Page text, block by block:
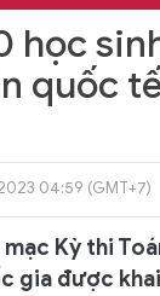
học
quốc
04:59 (GMT+7)
Kỳ thi
gia được